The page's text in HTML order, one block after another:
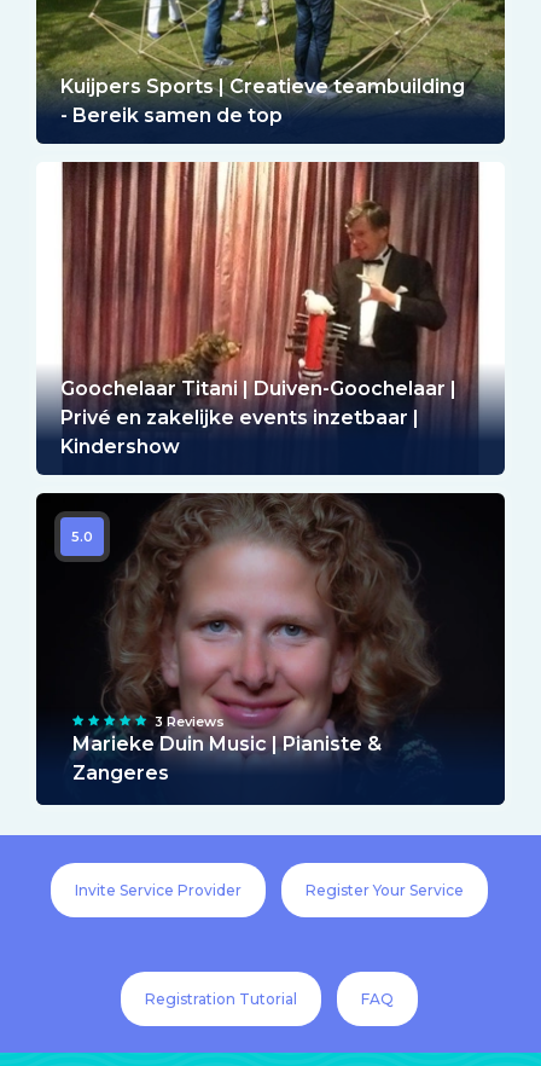
Kuijpers Sports | Creatieve teambuilding
- Bereik samen de top
Goochelaar Titani | Duiven-Goochelaar |
Privé en zakelijke events inzetbaar |
Kindershow
5.0
3 Reviews
Marieke Duin Music | Pianiste &
Zangeres
Invite Service Provider Register Your Service
Registration Tutorial FAQ